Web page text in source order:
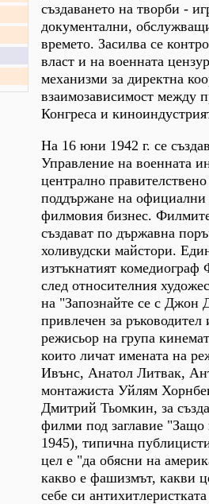
създаването на творби -
документални,
времето. Засилва се
власт и на военната
механизми за директна
взаимозависимост между
Конгреса и
На 16 юни 1942 г. се
Управление на военната
централно
поддържане на официални
филмовия бизнес.
създават по държавна
холивудски майстори.
изтъкнатият
след относителния
на "Запознайте се с Джон
привлечен за ръководител
режисьор на група
които личат имената на
Ивънс, Анатол Литвак,
монтажиста Уйлям
Дмитрий Тьомкин, за
филми под заглавие
1945), типична
цел е "да обясни на
какво е фашизмът, какви
себе си